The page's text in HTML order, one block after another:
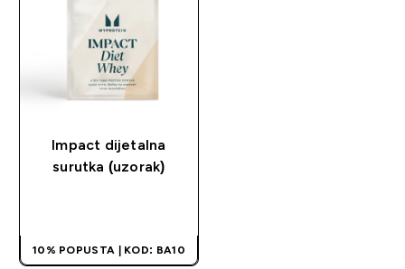
Impact dijetalna
surutka (uzorak)
10% POPUSTA | KOD: BA10